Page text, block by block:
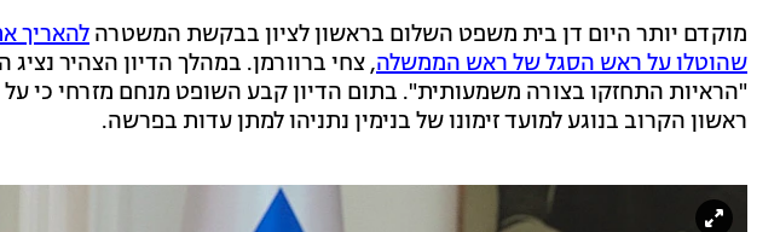
מוקדם יותר היום דן בית משפט השלום בראשון לציון בבקשת המשטרה להאריך
שהוטלו על ראש הסגל של ראש הממשלה, צחי ברוורמן. במהלך הדיון הצהיר
"הראיות התחזקו בצורה משמעותית". בתום הדיון קבע השופט מנחם מזרחי כי
ראשון הקרוב בנוגע למועד זימונו של בנימין נתניהו למתן עדות בפרשה.